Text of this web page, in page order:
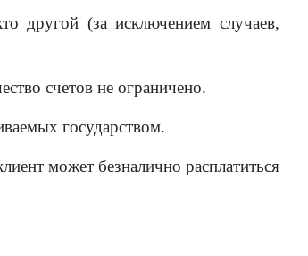
другой (за исключением случаев,
счетов не ограничено.
государством.
может безналично расплатиться